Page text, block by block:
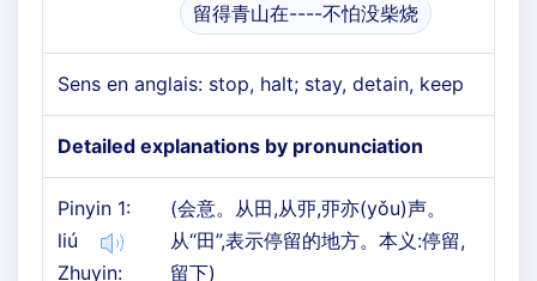
留得青山在----不怕没柴烧
Sens en anglais: stop, halt; stay, detain, keep
Detailed explanations by pronunciation
Pinyin 1:
liú
Zhuyin:
(会意。从田,从丣,丣亦(yǒu)声。
从“田”,表示停留的地方。本义:停留,
留下)